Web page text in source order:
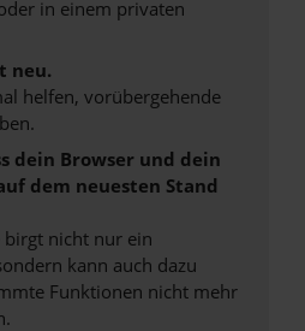
in einem privaten
neu.
helfen, vorübergehende
dein Browser und dein
dem neuesten Stand
birgt nicht nur ein
kann auch dazu
Funktionen nicht mehr